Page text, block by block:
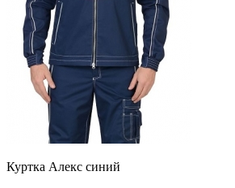
Куртка Алекс синий